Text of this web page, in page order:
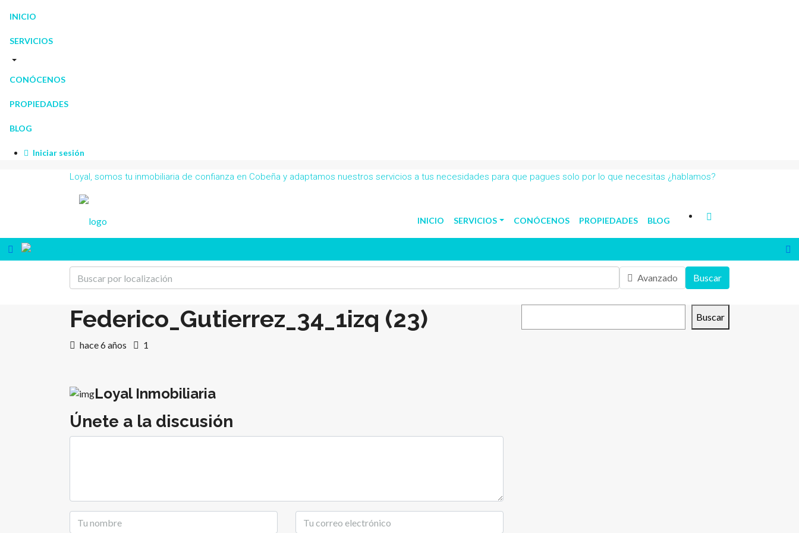
INICIO
SERVICIOS
CONÓCENOS
PROPIEDADES
BLOG
Iniciar sesión
Loyal, somos tu inmobiliaria de confianza en Cobeña y adaptamos nuestros servicios a tus necesidades para que pagues solo por lo que necesitas ¿hablamos?
INICIO SERVICIOS CONÓCENOS PROPIEDADES BLOG
Avanzado Buscar
Federico_Gutierrez_34_1izq (23)
hace 6 años 1
Loyal Inmobiliaria
Únete a la discusión
Buscar